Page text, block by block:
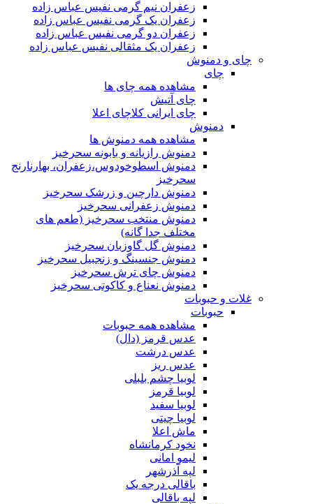
زعفران نیم گرمی نفیس عباس زاده
زعفران یک گرمی نفیس عباس زاده
زعفران دو گرمی نفیس عباس زاده
زعفران یک مثقالی نفیس عباس زاده
چای و دمنوش
چای
مشاهده همه چای ها
چای آتیش
چای ایرانی کلاچای اعلا
دمنوش
مشاهده همه دمنوش ها
دمنوش رازیانه و بابونه سحرخیز
دمنوش اسطوخودوس،زعفران، بهارنارنج
سحرخیز
دمنوش دارچین و زرشک سحرخیز
دمنوش زعفرانی سحرخیز
دمنوش منتخب سحرخیز (طعم های
مختلف جدا گانه)
دمنوش گل گاوزبان سحرخیز
دمنوش جنسینگ و زنجبیل سحرخیز
دمنوش چای ترش سحرخیز
دمنوش نعناع و کاکوتی سحرخیز
غلات و حبوبات
حبوبات
مشاهده همه حبوبات
عدس قرمز (دال)
عدس درشت
عدس ریز
لوبیا چشم بلبلی
لوبیا قرمز
لوبیا سفید
لوبیا چیتی
ماش اعلا
نخود کرمانشاه
لیمو امانی
لپه آذرشهر
باقالی درجه یک
لپه باقالی